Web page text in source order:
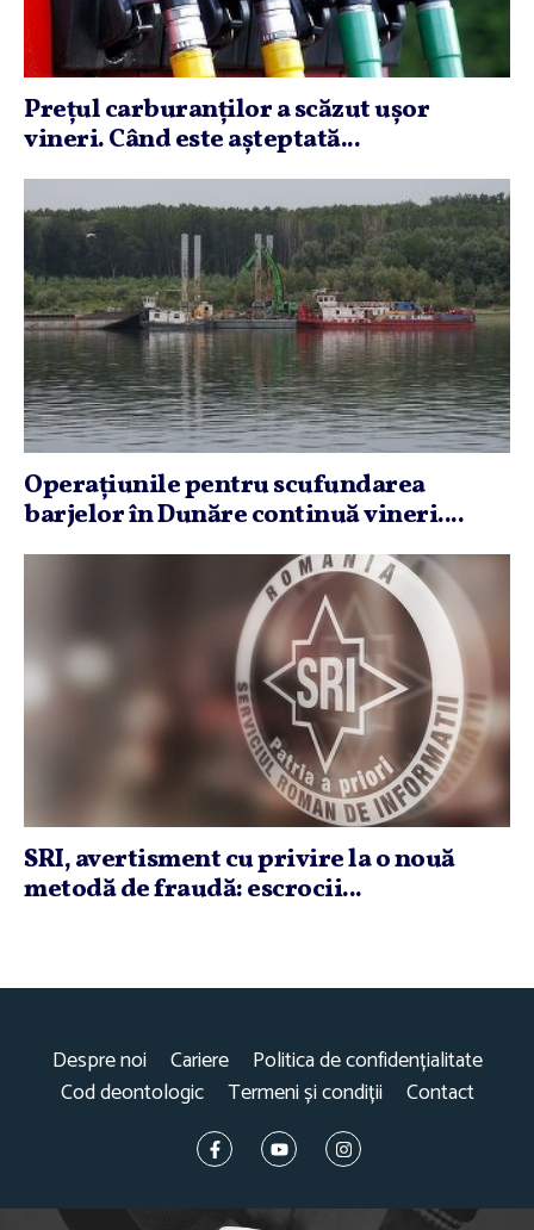
Preţul carburanţilor a scăzut uşor
vineri. Când este aşteptată...
Operaţiunile pentru scufundarea
barjelor în Dunăre continuă vineri....
SRI, avertisment cu privire la o nouă
metodă de fraudă: escrocii...
Despre noi Cariere
Politica de confidențialitate
Cod deontologic
Termeni și condiții Contact